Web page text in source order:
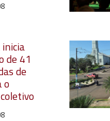
de 41
de
o